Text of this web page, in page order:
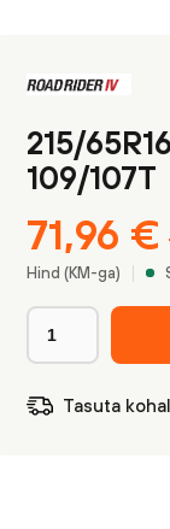
215/
109/107T
71,96 €
Hind (KM-ga)
Tasuta